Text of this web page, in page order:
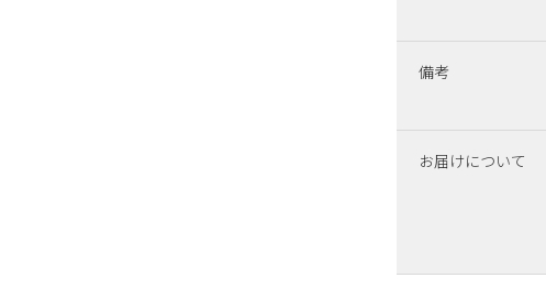
備考
お届けについて